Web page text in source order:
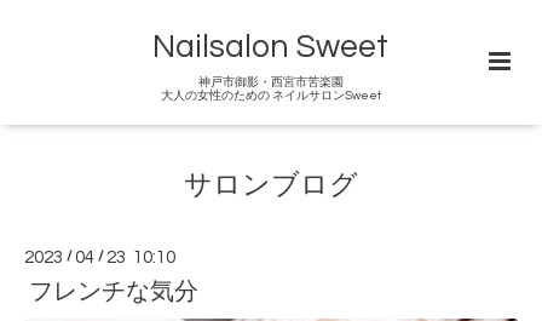
Nailsalon Sweet
神戸市御影・西宮市苦楽園
大人の女性のための ネイルサロンSweet
サロンブログ
2023 /04 / 23 10:10
フレンチな気分